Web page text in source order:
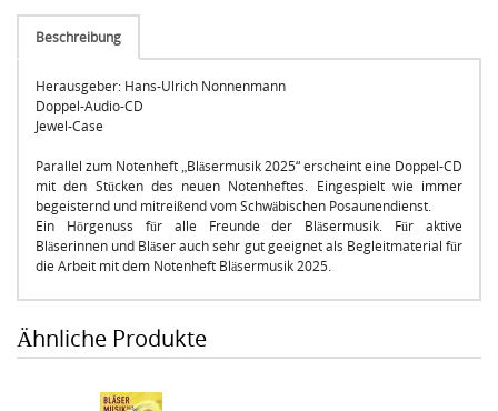
Beschreibung
Herausgeber: Hans-Ulrich Nonnenmann
Doppel-Audio-CD
Jewel-Case
Parallel zum Notenheft „Bläsermusik 2025“ erscheint eine Doppel-CD
mit den Stücken des neuen Notenheftes. Eingespielt wie immer
begeisternd und mitreißend vom Schwäbischen Posaunendienst.
Ein Hörgenuss für alle Freunde der Bläsermusik. Für aktive
Bläserinnen und Bläser auch sehr gut geeignet als Begleitmaterial für
die Arbeit mit dem Notenheft Bläsermusik 2025.
Ähnliche Produkte